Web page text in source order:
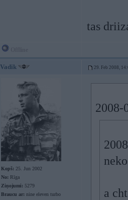
tas
Vadik 29. Feb 2008,
Kopš: 25. Jun 2002
No: Rīga
Ziņojumi: 5279
Braucu ar: nine eleven turbo
2008-
a